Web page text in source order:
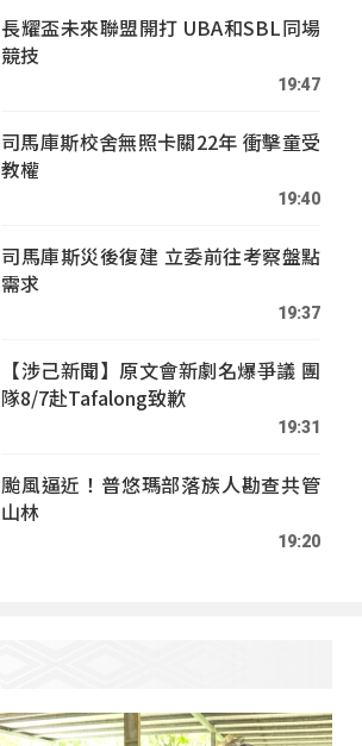
長耀盃未來聯盟開打 UBA和SBL同場
競技
19:47
司馬庫斯校舍無照卡關22年 衝擊童受
教權
19:40
司馬庫斯災後復建 立委前往考察盤點
需求
19:37
【涉己新聞】原文會新劇名爆爭議 團
隊8/7赴Tafalong致歉
19:31
颱風逼近！普悠瑪部落族人勘查共管
山林
19:20